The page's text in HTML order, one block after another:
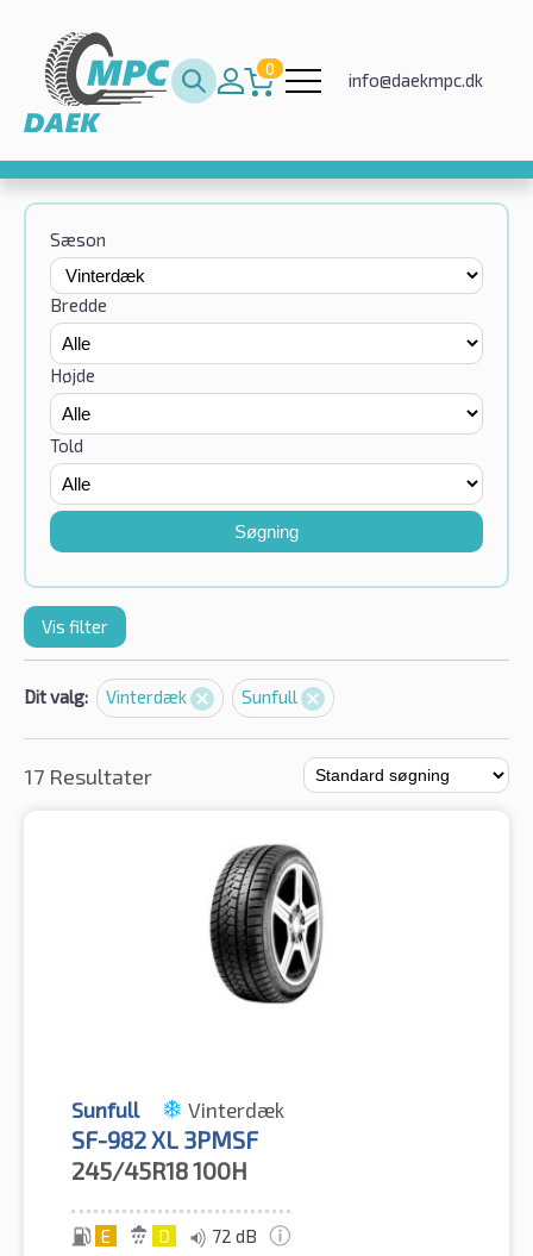
0
info@daekmpc.dk
Sæson
Bredde
Højde
Told
Søgning
Vis filter
Dit valg: Vinterdæk Sunfull
17 Resultater
Sunfull Vinterdæk
SF-982 XL 3PMSF
245/45R18100H
E D 72 dB